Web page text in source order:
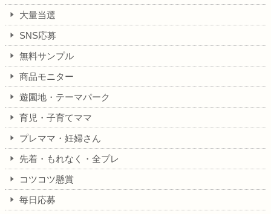
大量当選
SNS応募
無料サンプル
商品モニター
遊園地・テーマパーク
育児・子育てママ
プレママ・妊婦さん
先着・もれなく・全プレ
コツコツ懸賞
毎日応募